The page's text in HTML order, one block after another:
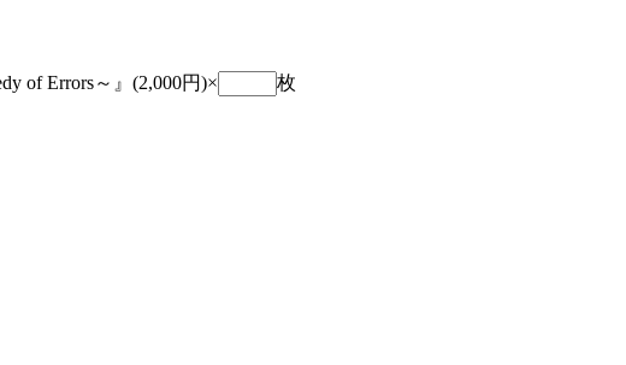
of Errors～』(2,000円)× 枚